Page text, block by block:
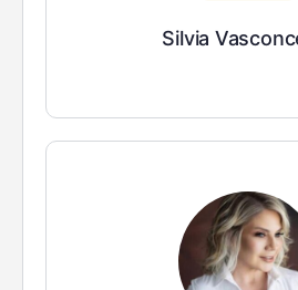
Silvia